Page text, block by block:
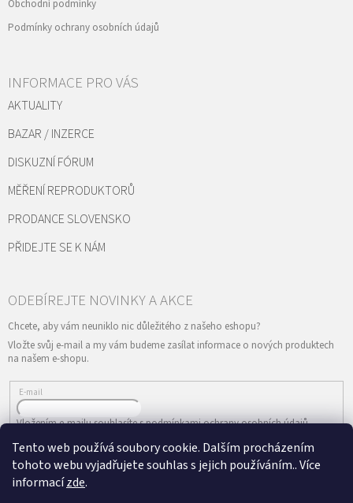
Tento web používá soubory cookie. Dalším procházením
tohoto webu vyjadřujete souhlas s jejich používáním.. Více
informacízde.
Obchodní podmínky
Podmínky ochrany osobních údajů
INFORMACE PRO VÁS
AKTUALITY
BAZAR / INZERCE
DISKUZNÍ FÓRUM
MĚŘENÍ REPRODUKTORŮ
PRODANCE SLOVENSKO
PŘIDEJTE SE K NÁM
Vložte svůj e-mail a my vám budeme zasílat informace o nových produktech
na našem e-shopu.
E-mail
Vložením e-mailu souhlasíte spodmínkami ochrany osobních údajů
PŘIHLÁSIT SE